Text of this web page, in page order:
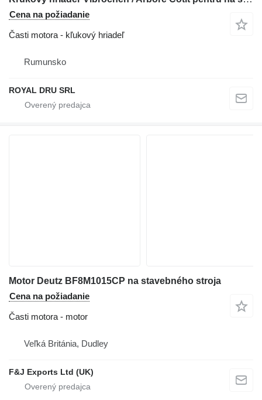
Cena na požiadanie
Časti motora - kľukový hriadeľ
Rumunsko
ROYAL DRU SRL
Motor Deutz BF8M1015CP na stavebného stroja
Cena na požiadanie
Časti motora - motor
Veľká Británia, Dudley
F&J Exports Ltd (UK)